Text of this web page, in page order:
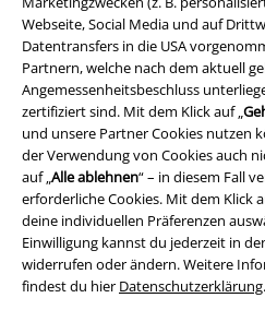
Webseite, Social Media und auf
Datentransfers in die USA
Partnern, welche nach dem aktuell
Angemessenheitsbeschluss
zertifiziert sind. Mit dem Klick auf „
und unsere Partner Cookies nutzen
der Verwendung von Cookies auch
auf „Alle ablehnen“ – in diesem Fall
erforderliche Cookies. Mit dem Klick
deine individuellen Präferenzen
Einwilligung kannst du jederzeit in
widerrufen oder ändern. Weitere
findest du hier Datenschutzerklärung.
Rechtliches
AGB
Impressum
Datenschutz
Entsorgung und Umweltschutz
Konformitätserklärung
Information zur Barrierefreiheit